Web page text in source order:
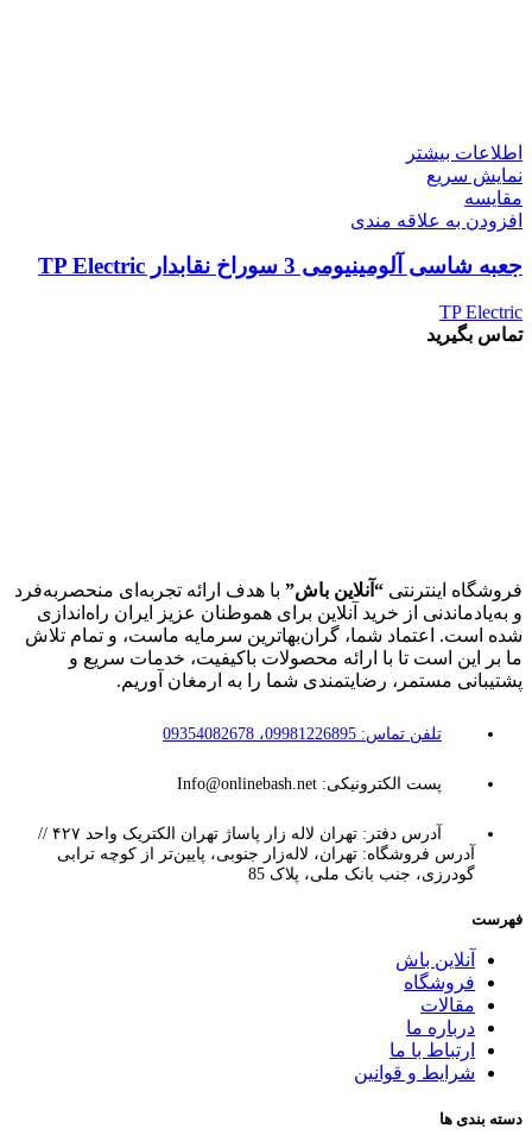
اطلاعات بیشتر
نمایش سریع
مقايسه
افزودن به علاقه مندی
جعبه شاسی آلومینیومی 3 سوراخ نقابدار TP Electric
TP Electric
تماس بگیرید
فروشگاه اینترنتی “آنلاین باش” با هدف ارائه تجربه‌ای منحصربه‌فرد
و به‌یادماندنی از خرید آنلاین برای هموطنان عزیز ایران راه‌اندازی
شده است. اعتماد شما، گران‌بهاترین سرمایه ماست، و تمام تلاش
ما بر این است تا با ارائه محصولات باکیفیت، خدمات سریع و
پشتیبانی مستمر، رضایتمندی شما را به ارمغان آوریم.
تلفن تماس: 09981226895، 09354082678
پست الکترونیکی: Info@onlinebash.net
آدرس دفتر: تهران لاله زار پاساژ تهران الکتریک واحد ۴۲۷ //
آدرس فروشگاه: تهران، لاله‌زار جنوبی، پایین‌تر از کوچه ترابی
گودرزی، جنب بانک ملی، پلاک 85
فهرست
آنلاین باش
فروشگاه
مقالات
درباره ما
ارتباط با ما
شرایط و قوانین
دسته بندی ها